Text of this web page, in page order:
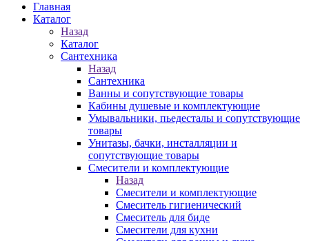
Главная
Каталог
Назад
Каталог
Сантехника
Назад
Сантехника
Ванны и сопутствующие товары
Кабины душевые и комплектующие
Умывальники, пьедесталы и сопутствующие
товары
Унитазы, бачки, инсталляции и
сопутствующие товары
Смесители и комплектующие
Назад
Смесители и комплектующие
Смеситель гигиенический
Смеситель для биде
Смесители для кухни